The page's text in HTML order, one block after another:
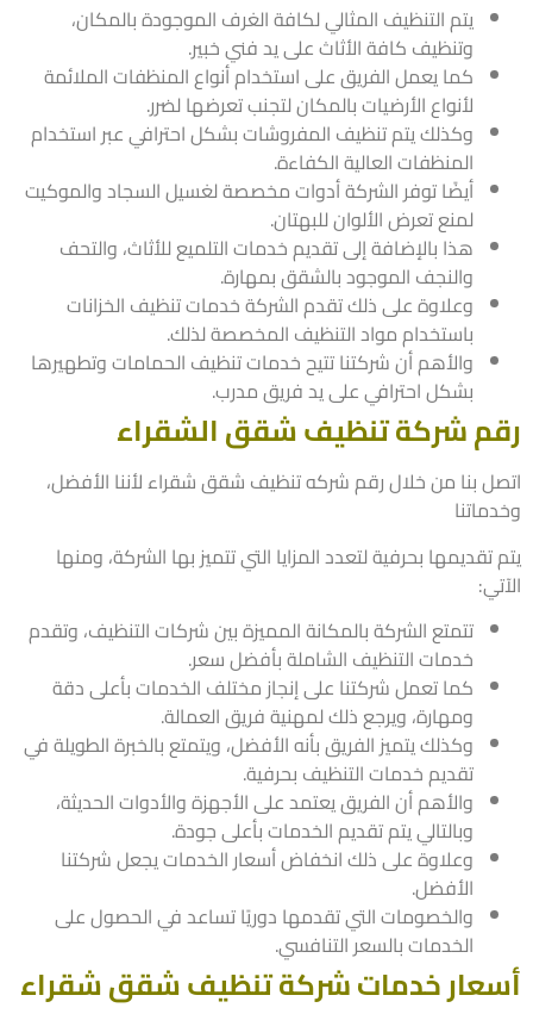
يتم التنظيف المثالي لكافة الغرف الموجودة بالمكان،
وتنظيف كافة الأثاث على يد فني خبير.
كما يعمل الفريق على استخدام أنواع المنظفات الملائمة
لأنواع الأرضيات بالمكان لتجنب تعرضها لضرر.
وكذلك يتم تنظيف المفروشات بشكل احترافي عبر استخدام
المنظفات العالية الكفاءة.
أيضًا توفر الشركة أدوات مخصصة لغسيل السجاد والموكيت
لمنع تعرض الألوان للبهتان.
هذا بالإضافة إلى تقديم خدمات التلميع للأثاث، والتحف
والنجف الموجود بالشقق بمهارة.
وعلاوة على ذلك تقدم الشركة خدمات تنظيف الخزانات
باستخدام مواد التنظيف المخصصة لذلك.
والأهم أن شركتنا تتيح خدمات تنظيف الحمامات وتطهيرها
بشكل احترافي على يد فريق مدرب.
شركة تنظيف شقق الشقراء
بنا من خلال رقم شركه تنظيف شقق شقراء لأننا الأفضل،
بحرفية لتعدد المزايا التي تتميز بها الشركة، ومنها
تتمتع الشركة بالمكانة المميزة بين شركات التنظيف، وتقدم
خدمات التنظيف الشاملة بأفضل سعر.
كما تعمل شركتنا على إنجاز مختلف الخدمات بأعلى دقة
ومهارة، ويرجع ذلك لمهنية فريق العمالة.
وكذلك يتميز الفريق بأنه الأفضل، ويتمتع بالخبرة الطويلة في
تقديم خدمات التنظيف بحرفية.
والأهم أن الفريق يعتمد على الأجهزة والأدوات الحديثة،
وبالتالي يتم تقديم الخدمات بأعلى جودة.
وعلاوة على ذلك انخفاض أسعار الخدمات يجعل شركتنا
الأفضل.
والخصومات التي تقدمها دوريًا تساعد في الحصول على
الخدمات بالسعر التنافسي.
خدمات شركة تنظيف شقق شقراء